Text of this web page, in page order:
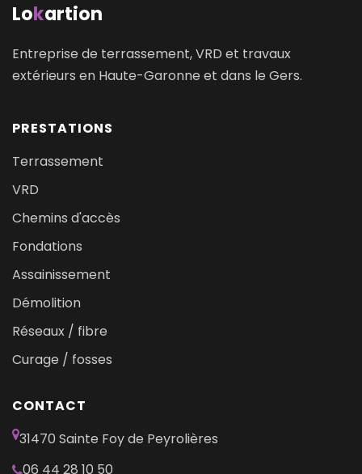
Lokartion
Entreprise de terrassement, VRD et travaux
extérieurs en Haute-Garonne et dans le Gers.
PRESTATIONS
Terrassement
VRD
Chemins d'accès
Fondations
Assainissement
Démolition
Réseaux / fibre
Curage / fosses
CONTACT
31470 Sainte Foy de Peyrolières
06 44 28 10 50